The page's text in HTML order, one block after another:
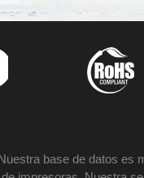
base de datos es